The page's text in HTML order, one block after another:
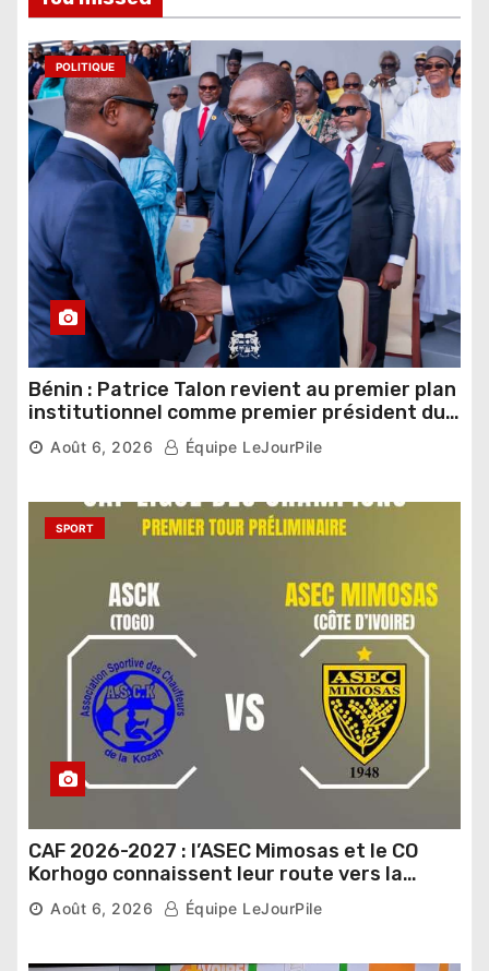
POLITIQUE
Bénin : Patrice Talon revient au premier plan
institutionnel comme premier président du
Sénat
Août 6, 2026 Équipe LeJourPile
SPORT
CAF 2026-2027 : l’ASEC Mimosas et le CO
Korhogo connaissent leur route vers la
phase de groupes
Août 6, 2026 Équipe LeJourPile